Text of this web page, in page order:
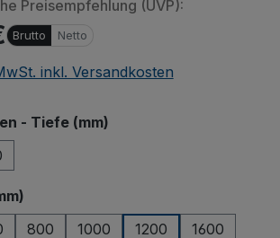
Preisempfehlung (UVP):
Brutto Netto
inkl. Versandkosten
- Tiefe (mm)auswählen
auswählen
800 1000 1200 1600